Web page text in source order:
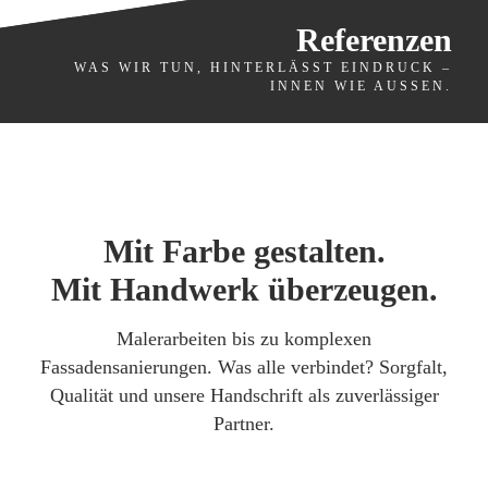
Referenzen
WAS WIR TUN, HINTERLÄSST EINDRUCK –
INNEN WIE AUSSEN.
Mit Farbe gestalten.
Mit Handwerk überzeugen.
Malerarbeiten bis zu komplexen
Fassadensanierungen. Was alle verbindet? Sorgfalt,
Qualität und unsere Handschrift als zuverlässiger
Partner.